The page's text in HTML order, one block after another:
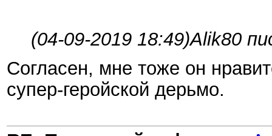
(04-09-2019 18:49)Alik80
Согласен, мне тоже он
супер-геройской дерьмо.